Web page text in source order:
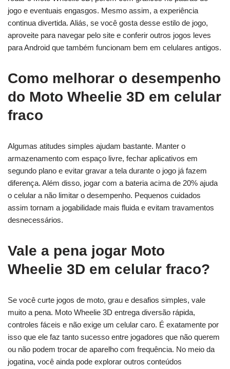
jogo e eventuais engasgos. Mesmo assim, a experiência
continua divertida. Aliás, se você gosta desse estilo de jogo,
aproveite para navegar pelo site e conferir outros jogos leves
para Android que também funcionam bem em celulares antigos.
Como melhorar o desempenho
do Moto Wheelie 3D em celular
fraco
Algumas atitudes simples ajudam bastante. Manter o
armazenamento com espaço livre, fechar aplicativos em
segundo plano e evitar gravar a tela durante o jogo já fazem
diferença. Além disso, jogar com a bateria acima de 20% ajuda
o celular a não limitar o desempenho. Pequenos cuidados
assim tornam a jogabilidade mais fluida e evitam travamentos
desnecessários.
Vale a pena jogar Moto
Wheelie 3D em celular fraco?
Se você curte jogos de moto, grau e desafios simples, vale
muito a pena. Moto Wheelie 3D entrega diversão rápida,
controles fáceis e não exige um celular caro. É exatamente por
isso que ele faz tanto sucesso entre jogadores que não querem
ou não podem trocar de aparelho com frequência. No meio da
jogatina, você ainda pode explorar outros conteúdos